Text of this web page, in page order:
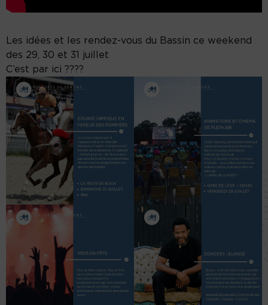
Les idées et les rendez-vous du Bassin ce weekend
des 29, 30 et 31 juillet
C’est par ici ????